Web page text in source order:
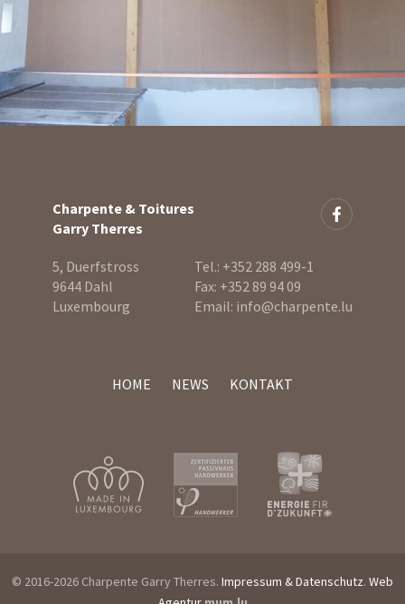
Charpente & Toitures
Garry Therres
5, Duerfstross
9644 Dahl
Luxembourg
Tel.: +352 288 499-1
Fax: +352 89 94 09
Email: info@charpente.lu
HOME NEWS KONTAKT
© 2016-2026 Charpente Garry Therres. Impressum & Datenschutz. Web